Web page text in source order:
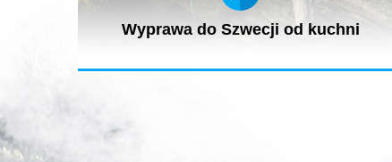
Wyprawa do Szwecji od kuchni